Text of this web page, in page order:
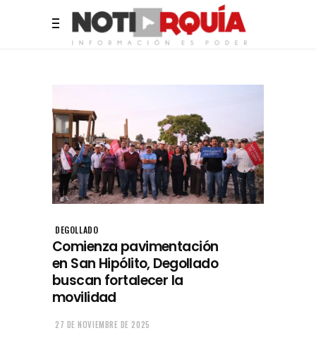
DEGOLLADO
Comienza pavimentación
en San Hipólito, Degollado
buscan fortalecer la
movilidad
27 DE NOVIEMBRE DE 2025